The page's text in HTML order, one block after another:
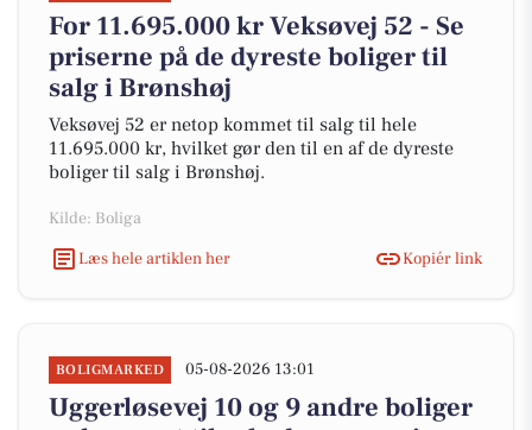
For 11.695.000 kr Veksøvej 52 - Se
priserne på de dyreste boliger til
salg i Brønshøj
Veksøvej 52 er netop kommet til salg til hele
11.695.000 kr, hvilket gør den til en af de dyreste
boliger til salg i Brønshøj.
Kilde: Boliga
Læs hele artiklen her
Kopiér link
BOLIGMARKED 05-08-2026 13:01
Uggerløsevej 10 og 9 andre boliger